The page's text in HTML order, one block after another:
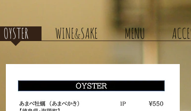
OYSTER WINE&SAKE MENU